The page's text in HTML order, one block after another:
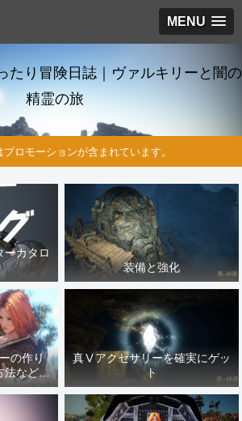
MENU
たり冒険日誌｜ヴァルキリーと闇の
精霊の旅
ロモーションが含まれています。
ーカタロ
装備と強化
の作り
法などま
誌１４１
真Ⅴアクセサリーを確実にゲッ
ト